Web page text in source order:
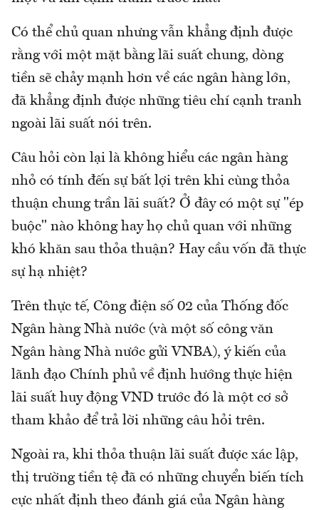
Có thể chủ quan nhưng vẫn khẳng định được
rằng với một mặt bằng lãi suất chung, dòng
tiền sẽ chảy mạnh hơn về các ngân hàng lớn,
đã khẳng định được những tiêu chí cạnh tranh
ngoài lãi suất nói trên.
Câu hỏi còn lại là không hiểu các ngân hàng
nhỏ có tính đến sự bất lợi trên khi cùng thỏa
thuận chung trần lãi suất? Ở đây có một sự "ép
buộc" nào không hay họ chủ quan với những
khó khăn sau thỏa thuận? Hay cầu vốn đã thực
sự hạ nhiệt?
Trên thực tế, Công điện số 02 của Thống đốc
Ngân hàng Nhà nước (và một số công văn
Ngân hàng Nhà nước gửi VNBA), ý kiến của
lãnh đạo Chính phủ về định hướng thực hiện
lãi suất huy động VND trước đó là một cơ sở
tham khảo để trả lời những câu hỏi trên.
Ngoài ra, khi thỏa thuận lãi suất được xác lập,
thị trường tiền tệ đã có những chuyển biến tích
cực nhất định theo đánh giá của Ngân hàng